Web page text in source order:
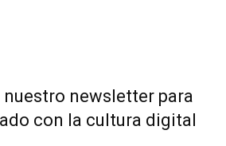
nuestro newsletter para
con la cultura digital